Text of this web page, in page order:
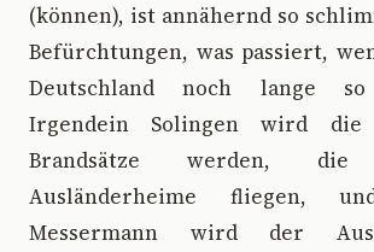
(können), ist annähernd so
Befürchtungen, was passiert,
Deutschland noch lange
Irgendein Solingen wird
Brandsätze werden,
Ausländerheime fliegen,
Messermann wird der